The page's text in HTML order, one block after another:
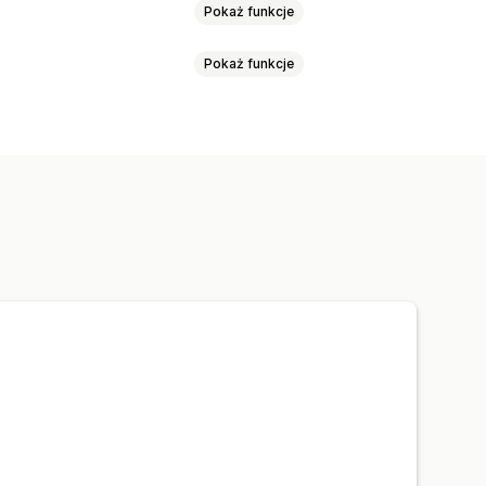
Pokaż funkcje
Pokaż funkcje